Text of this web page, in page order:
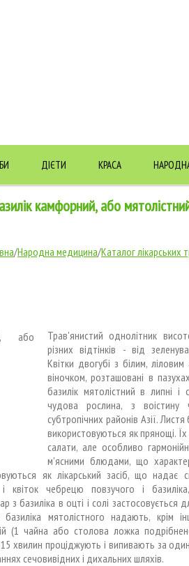
ДІЄТИ КРАСА
камфорний, або
/Народна медицина/Каталог лікарських
Трав'янистий однолітник
різних відтінків - від
Квітки двогубі з білим,
віночком, розташовані в
базилік мятолістний в липні і
чудова рослина, з воістину
субтропічних районів Азії.
використовуються як прянощі.
салати, але особливо
м'ясними блюдами, що
як лікарський засіб, що надає
квіток чебрецю повзучого і
з базиліка в оцті і солі
мятолістного надають, крім
(1 чайна або столова ложка
15 хвилин проціджують і випивають за
сечовивідних і дихальних шляхів.